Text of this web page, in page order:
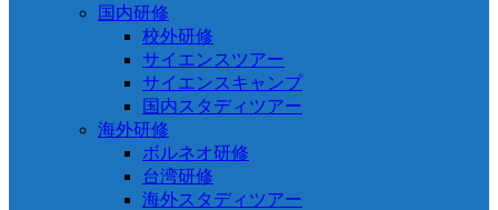
国内研修
校外研修
サイエンスツアー
サイエンスキャンプ
国内スタディツアー
海外研修
ボルネオ研修
台湾研修
海外スタディツアー